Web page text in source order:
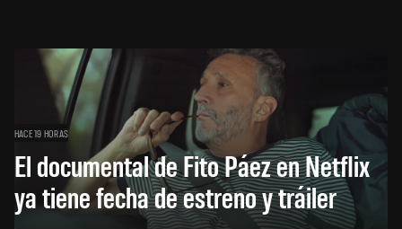
HACE 19 HORAS
El documental de Fito Páez en Netflix
ya tiene fecha de estreno y tráiler